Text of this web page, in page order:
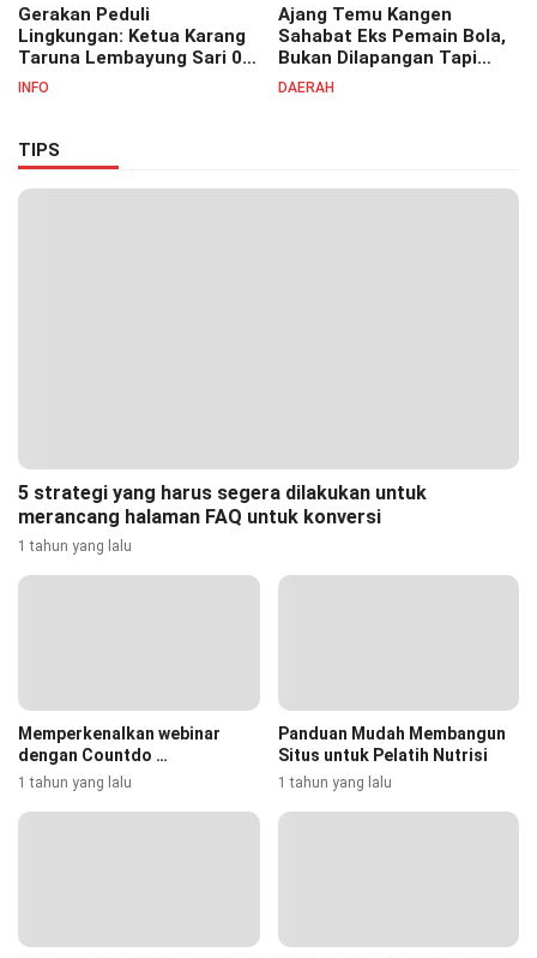
Gerakan Peduli
Lingkungan: Ketua Karang
Taruna Lembayung Sari 09
Irvan Permana Ajak
INFO
Ajang Temu Kangen
Sahabat Eks Pemain Bola,
Bukan Dilapangan Tapi
Ditongkrongan
DAERAH
TIPS
5 strategi yang harus segera dilakukan untuk
merancang halaman FAQ untuk konversi
1 tahun yang lalu
Memperkenalkan webinar
dengan Countdo …
1 tahun yang lalu
Panduan Mudah Membangun
Situs untuk Pelatih Nutrisi
1 tahun yang lalu